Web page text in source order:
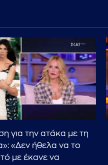
για την ατάκα με τη
«Δεν ήθελα να το
με έκανε να